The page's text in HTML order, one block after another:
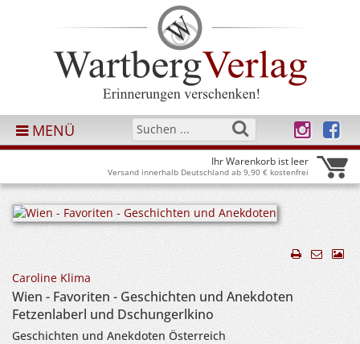
MENÜ
Ihr Warenkorb ist leer
Versand innerhalb Deutschland ab 9,90 € kostenfrei
Caroline Klima
Wien - Favoriten - Geschichten und Anekdoten
Fetzenlaberl und Dschungerlkino
Geschichten und Anekdoten Österreich